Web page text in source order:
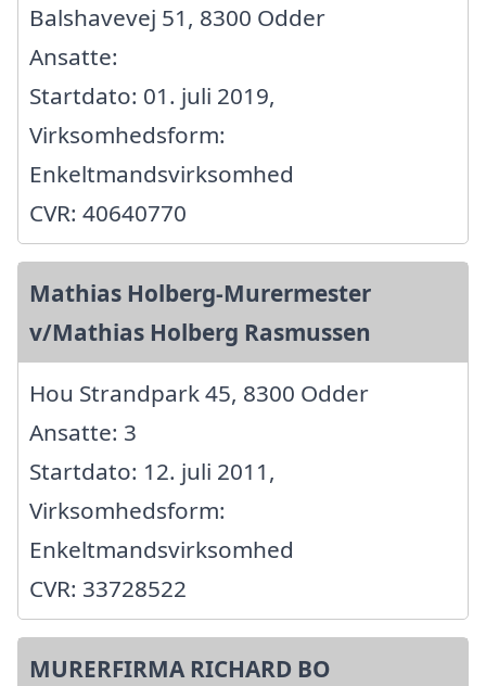
Balshavevej 51, 8300 Odder
Ansatte:
Startdato: 01. juli 2019,
Virksomhedsform:
Enkeltmandsvirksomhed
CVR: 40640770
Mathias Holberg-Murermester
v/Mathias Holberg Rasmussen
Hou Strandpark 45, 8300 Odder
Ansatte: 3
Startdato: 12. juli 2011,
Virksomhedsform:
Enkeltmandsvirksomhed
CVR: 33728522
MURERFIRMA RICHARD BO